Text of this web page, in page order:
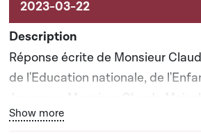
Réponse écrite de Monsieur
de l'Education nationale, de
Jeunesse, Monsieur Claude
l'Enseignement supérieur et de la
Bouton graphique servant à
Show more